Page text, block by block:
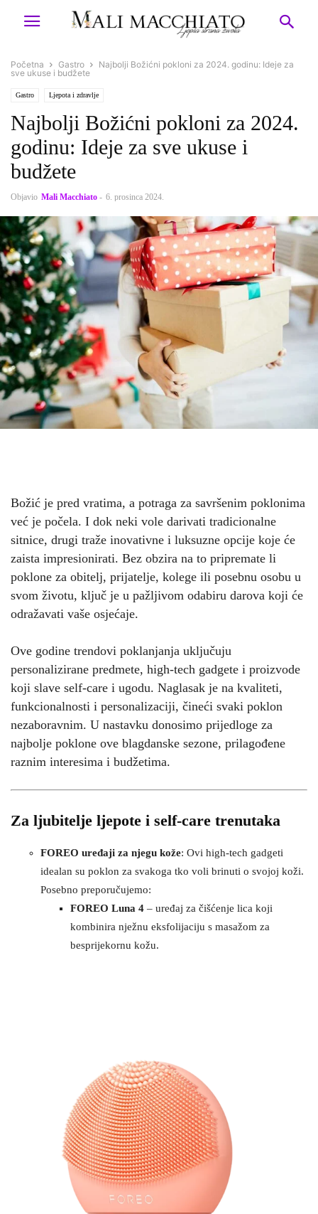
Početna Gastro
Najbolji Božićni pokloni za 2024. godinu: Ideje za
sve ukuse i budžete
Gastro Ljepota i zdravlje
Najbolji Božićni pokloni za 2024.
godinu: Ideje za sve ukuse i
budžete
Objavio Mali Macchiato - 6. prosinca 2024.
Božić je pred vratima, a potraga za savršenim poklonima
već je počela. I dok neki vole darivati tradicionalne
sitnice, drugi traže inovativne i luksuzne opcije koje će
zaista impresionirati. Bez obzira na to pripremate li
poklone za obitelj, prijatelje, kolege ili posebnu osobu u
svom životu, ključ je u pažljivom odabiru darova koji će
odražavati vaše osjećaje.
Ove godine trendovi poklanjanja uključuju
personalizirane predmete, high-tech gadgete i proizvode
koji slave self-care i ugodu. Naglasak je na kvaliteti,
funkcionalnosti i personalizaciji, čineći svaki poklon
nezaboravnim. U nastavku donosimo prijedloge za
najbolje poklone ove blagdanske sezone, prilagođene
raznim interesima i budžetima.
Za ljubitelje ljepote i self-care trenutaka
FOREO uređaji za njegu kože: Ovi high-tech gadgeti
idealan su poklon za svakoga tko voli brinuti o svojoj koži.
Posebno preporučujemo:
FOREO Luna 4 – uređaj za čišćenje lica koji
kombinira nježnu eksfolijaciju s masažom za
besprijekornu kožu.